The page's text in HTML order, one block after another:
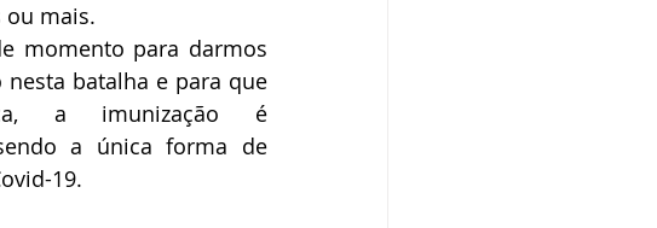
Nota de Repúdio
Ordem de Serviço Comunicado
ou mais.
momento para darmos
nesta batalha e para que
a imunização é
a única forma de
19.